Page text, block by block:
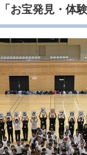
お宝発見・体